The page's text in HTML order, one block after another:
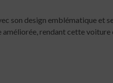
son design emblématique et
rendant cette